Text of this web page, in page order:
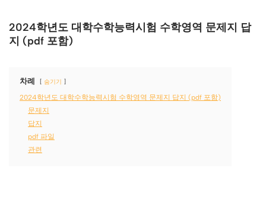
2024학년도 대학수학능력시험 수학영역 문제지 답
지 (pdf 포함)
차례 숨기기
2024학년도 대학수학능력시험 수학영역 문제지 답지 (pdf 포함)
문제지
답지
pdf 파일
관련